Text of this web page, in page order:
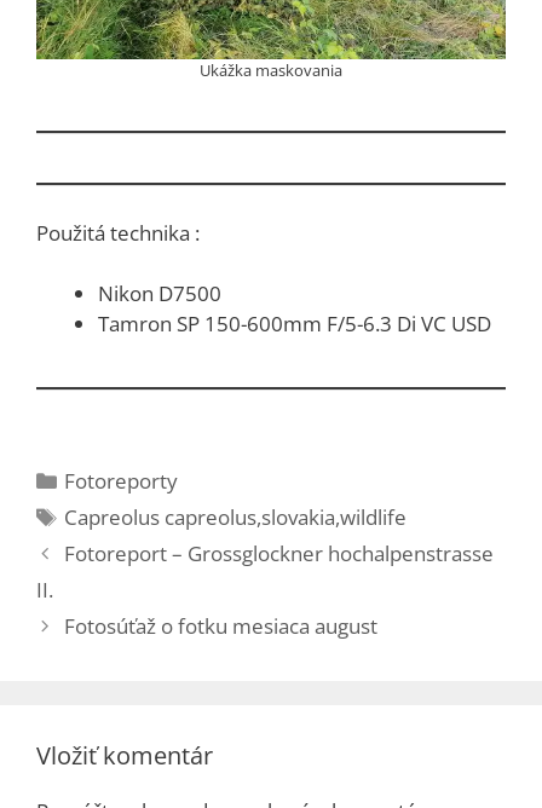
Ukážka maskovania
Použitá technika :
Nikon D7500
Tamron SP 150-600mm F/5-6.3 Di VC USD
Kategórie
Fotoreporty
Značky
Capreolus capreolus,slovakia,wildlife
Fotoreport – Grossglockner hochalpenstrasse
II.
Fotosúťaž o fotku mesiaca august
Vložiť komentár